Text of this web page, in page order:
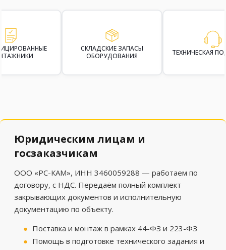
СКЛАДСКИЕ ЗАПАСЫ
ОБОРУДОВАНИЯ
ТЕХНИЧЕСКАЯ
Юридическим лицам и
госзаказчикам
ООО «РС-КАМ», ИНН 3460059288 — работаем по
договору, с НДС. Передаём полный комплект
закрывающих документов и исполнительную
документацию по объекту.
Поставка и монтаж в рамках 44-ФЗ и 223-ФЗ
Помощь в подготовке технического задания и